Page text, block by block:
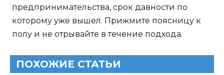
предпринимательства, срок давности по
которому уже вышел. Прижмите поясницу к
полу и не отрывайте в течение подхода.
ПОХОЖИЕ СТАТЬИ